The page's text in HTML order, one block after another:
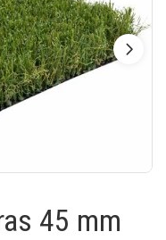
45 mm